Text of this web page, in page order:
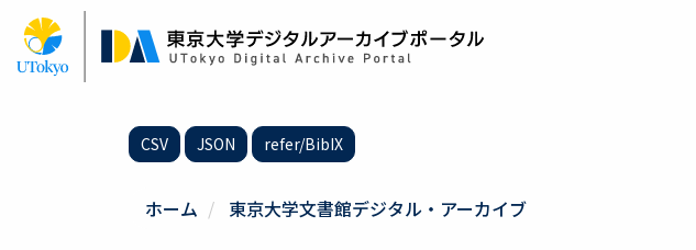
ン
CSV JSON refer/BibIX
ホーム 東京大学文書館デジタル・アーカイブ